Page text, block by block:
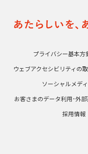
99年夏、桐生一、群馬県勢
2023年12月28日(木)
「高校球界最高の策士」迫
プライバシー基本方
ウェブアクセシビリティの
ソーシャルメデ
お客さまのデータ利用･外
採用情報